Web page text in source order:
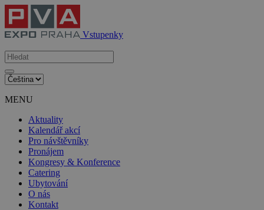
Vstupenky
MENU
Aktuality
Kalendář akcí
Pro návštěvníky
Pronájem
Kongresy & Konference
Catering
Ubytování
O nás
Kontakt